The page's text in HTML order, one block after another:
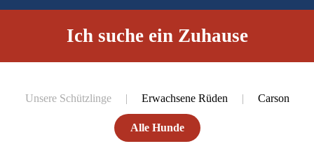
Ich suche ein Zuhause
Unsere Schützlinge Erwachsene Rüden Carson
Alle Hunde